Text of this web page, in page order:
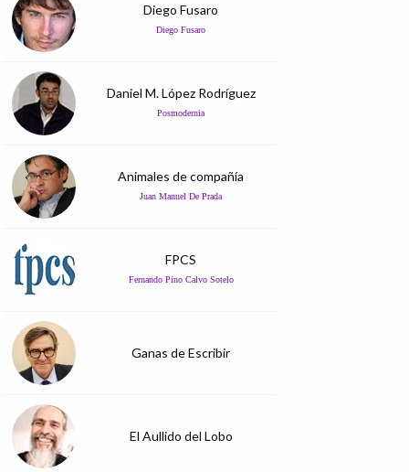
Diego Fusaro
Diego Fusaro
Daniel M. López Rodríguez
Posmodernia
Animales de compañía
Juan Manuel De Prada
FPCS
Fernando Pino Calvo Sotelo
Ganas de Escribir
El Aullido del Lobo